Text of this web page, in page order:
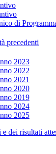
di
precedenti
2023
2022
2021
2020
2019
2024
2025
dei risultati